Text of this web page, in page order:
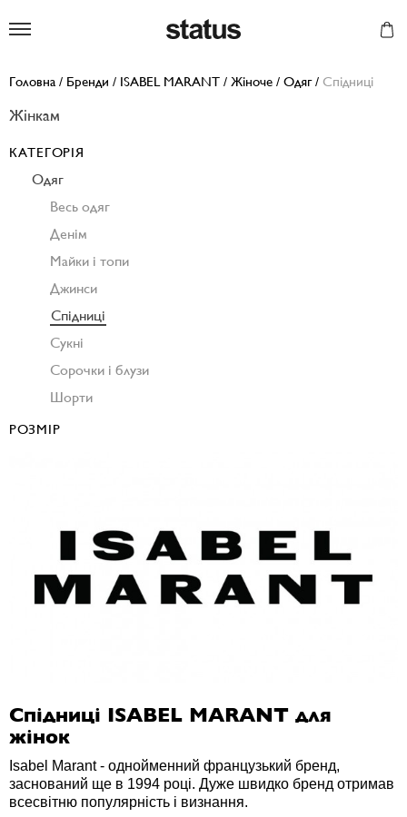
Головна / Бренди / ISABEL MARANT / Жіноче / Одяг/ Спідниці
Спідниці ISABEL MARANT для
жінок
Isabel Marant - однойменний французький бренд,
заснований ще в 1994 році. Дуже швидко бренд отримав
всесвітню популярність і визнання.
Жінкам
КАТЕГОРІЯ
Одяг
Весь одяг
Денім
Майки і топи
Джинси
Спідниці
Сукні
Сорочки і блузи
Шорти
РОЗМІР